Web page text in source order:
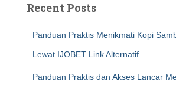
Recent Posts
Panduan Praktis Menikmati Kopi
Lewat IJOBET Link Alternatif
Panduan Praktis dan Akses Lancar